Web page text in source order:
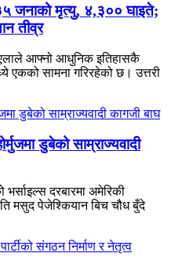
जनाको मृत्यु, ४,३०० घाइते;
तीव्र
आफ्नो आधुनिक इतिहासकै
एकको सामना गरिरहेको छ। उत्तरी
डुबेको साम्राज्यवादी
दरबारमा अमेरिकी
मसुद पेजेश्कियान बिच चौध बुँदे